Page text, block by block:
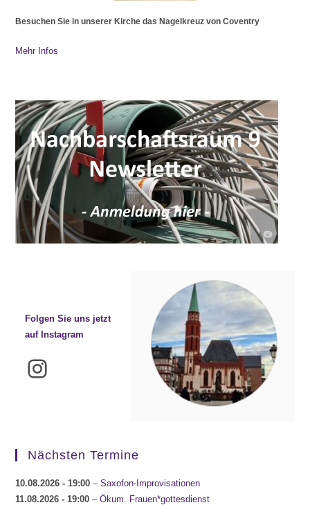
Besuchen Sie in unserer Kirche das Nagelkreuz von Coventry
Mehr Infos
Folgen Sie uns jetzt
auf Instagram
Instagram
Nächsten Termine
10.08.2026 - 19:00 –Saxofon-Improvisationen
11.08.2026 - 19:00 –Ökum. Frauen*gottesdienst